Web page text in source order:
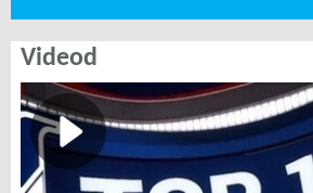
Videod